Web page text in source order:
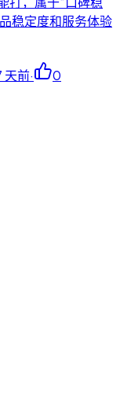
稳定度和服务体验
天前· 0